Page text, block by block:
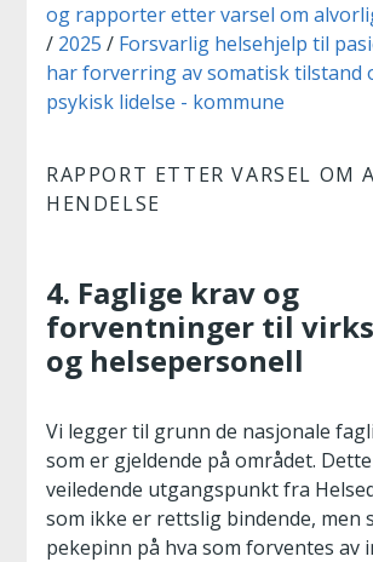
og rapporter etter varsel om
2025
Forsvarlig helsehjelp til
har forverring av somatisk tilstand
psykisk lidelse - kommune
RAPPORT ETTER VARSEL OM
HENDELSE
4. Faglige krav og
forventninger til
og helsepersonell
Vi legger til grunn de nasjonale
som er gjeldende på området.
veiledende utgangspunkt fra
som ikke er rettslig bindende, men
pekepinn på hva som forventes av